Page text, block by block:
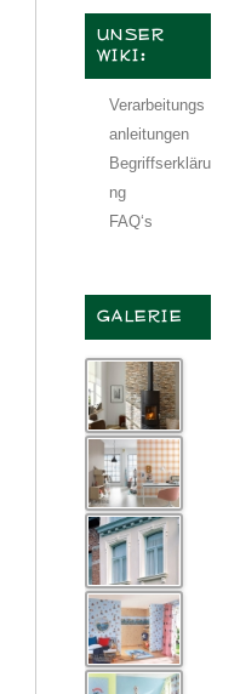
UNSER
WIKI:
Verarbeitungs
anleitungen
Begriffserkläru
ng
FAQ‘s
GALERIE